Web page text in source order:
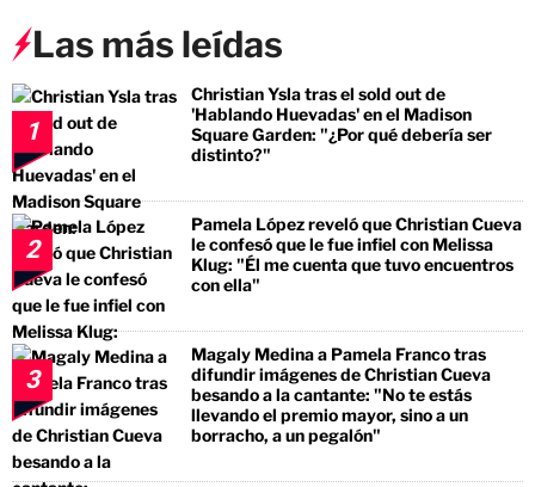
Las más leídas
1
Christian Ysla tras el sold out de
'Hablando Huevadas' en el Madison
Square Garden: "¿Por qué debería ser
distinto?"
2
Pamela López reveló que Christian Cueva
le confesó que le fue infiel con Melissa
Klug: "Él me cuenta que tuvo encuentros
con ella"
3
Magaly Medina a Pamela Franco tras
difundir imágenes de Christian Cueva
besando a la cantante: "No te estás
llevando el premio mayor, sino a un
borracho, a un pegalón"